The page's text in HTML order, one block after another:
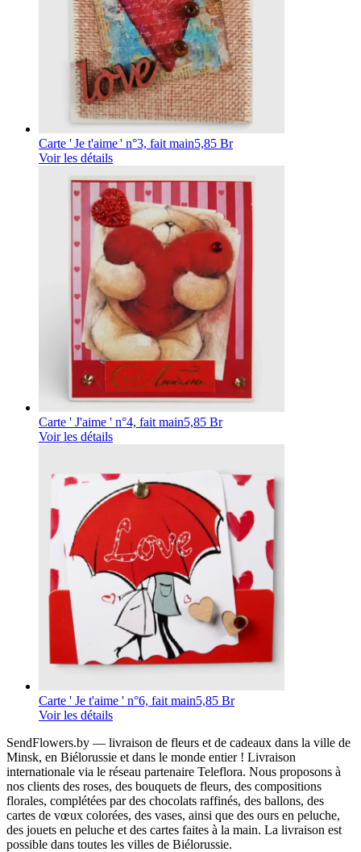
Carte ' Je t'aime ' n°3, fait main5,85 Br
Voir les détails
Carte ' J'aime ' n°4, fait main5,85 Br
Voir les détails
Carte ' Je t'aime ' n°6, fait main5,85 Br
Voir les détails
SendFlowers.by — livraison de fleurs et de cadeaux dans la ville de
Minsk, en Biélorussie et dans le monde entier ! Livraison
internationale via le réseau partenaire Teleflora. Nous proposons à
nos clients des roses, des bouquets de fleurs, des compositions
florales, complétées par des chocolats raffinés, des ballons, des
cartes de vœux colorées, des vases, ainsi que des ours en peluche,
des jouets en peluche et des cartes faites à la main. La livraison est
possible dans toutes les villes de Biélorussie.